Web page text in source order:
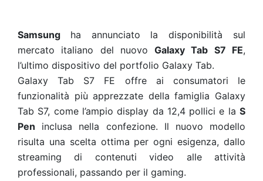
Samsung ha annunciato la disponibilità sul
mercato italiano del nuovoGalaxy Tab S7 FE,
l’ultimo dispositivo del portfolio Galaxy Tab.
Galaxy Tab S7 FE offre ai consumatori le
funzionalità più apprezzate della famiglia Galaxy
Tab S7, come l’ampio display da 12,4 pollici e la S
Pen inclusa nella confezione. Il nuovo modello
risulta una scelta ottima per ogni esigenza, dallo
streaming di contenuti video alle attività
professionali, passando per il gaming.